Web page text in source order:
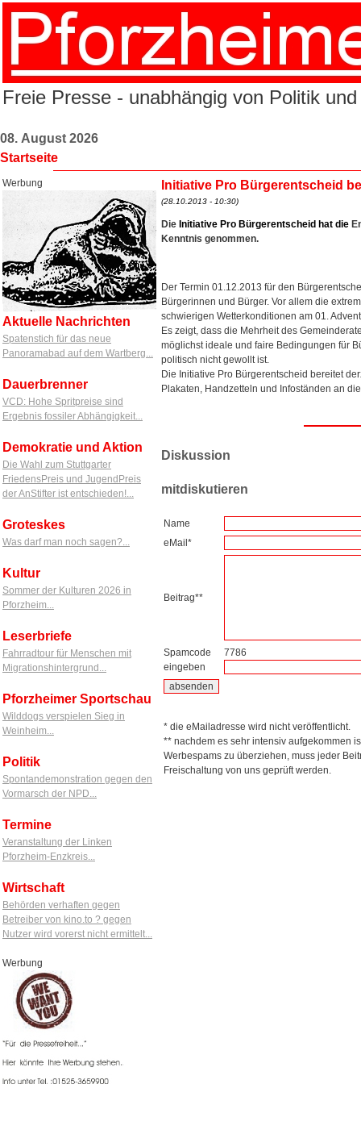
Freie Presse - unabhängig von Politik
08. August 2026
Startseite
Werbung
Aktuelle Nachrichten
Spatenstich für das neue
Panoramabad auf dem Wartberg...
Dauerbrenner
VCD: Hohe Spritpreise sind
Ergebnis fossiler Abhängigkeit...
Demokratie und Aktion
Die Wahl zum Stuttgarter
FriedensPreis und JugendPreis
der AnStifter ist entschieden!...
Groteskes
Was darf man noch sagen?...
Kultur
Sommer der Kulturen 2026 in
Pforzheim...
Leserbriefe
Fahrradtour für Menschen mit
Migrationshintergrund...
Pforzheimer Sportschau
Wilddogs verspielen Sieg in
Weinheim...
Politik
Spontandemonstration gegen den
Vormarsch der NPD...
Termine
Veranstaltung der Linken
Pforzheim-Enzkreis...
Wirtschaft
Behörden verhaften gegen
Betreiber von kino.to ? gegen
Nutzer wird vorerst nicht ermittelt...
Werbung
Initiative Pro Bürgerentscheid
(28.10.2013 - 10:30)
Die Initiative Pro Bürgerentscheid hat die
Kenntnis genommen.
Der Termin 01.12.2013 für den
Bürgerinnen und Bürger. Vor allem die
schwierigen Wetterkonditionen am 01.
Es zeigt, dass die Mehrheit des
möglichst ideale und faire Bedingungen für
politisch nicht gewollt ist.
Die Initiative Pro Bürgerentscheid bereitet
Plakaten, Handzetteln und Infoständen an
Diskussion
mitdiskutieren
Name
eMail*
Beitrag**
Spamcode
eingeben
7786
* die eMailadresse wird nicht veröffentlicht.
** nachdem es sehr intensiv aufgekommen
Werbespams zu überziehen, muss jeder
Freischaltung von uns geprüft werden.